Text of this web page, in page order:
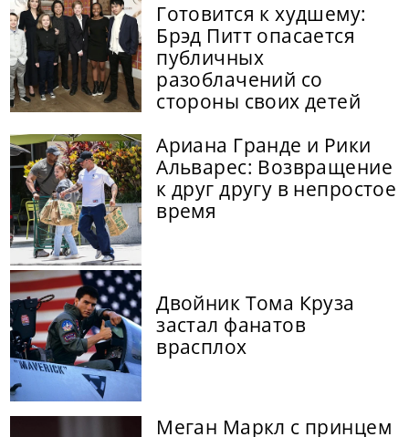
Готовится к худшему:
Брэд Питт опасается
публичных
разоблачений со
стороны своих детей
Ариана Гранде и Рики
Альварес: Возвращение
к друг другу в непростое
время
Двойник Тома Круза
застал фанатов
врасплох
Меган Маркл с принцем